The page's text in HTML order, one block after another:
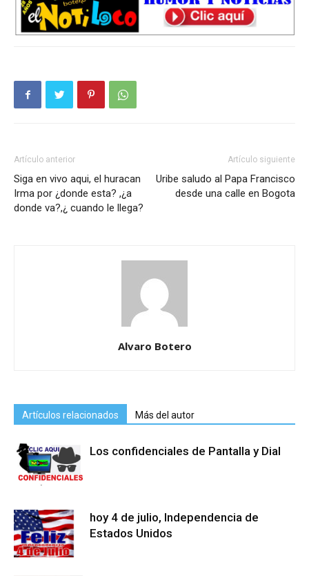
Artículo anterior
Siga en vivo aqui, el huracan
Irma por ¿donde esta? ,¿a
donde va?,¿ cuando le llega?
Artículo siguiente
Uribe saludo al Papa Francisco
desde una calle en Bogota
Alvaro Botero
Artículos relacionados Más del autor
Los confidenciales de Pantalla y Dial
hoy 4 de julio, Independencia de
Estados Unidos